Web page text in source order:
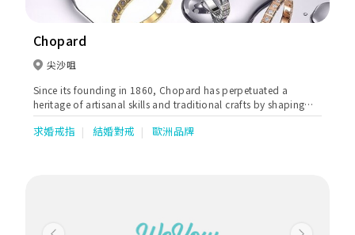
Chopard
尖沙咀
Since its founding in 1860, Chopard has perpetuated a
heritage of artisanal skills and traditional crafts by shaping
Contemporary and Ethical creations synonymous with
Emotions. Guided by a resolutely positive vision of life, the
求婚戒指 結婚對戒 歐洲品牌